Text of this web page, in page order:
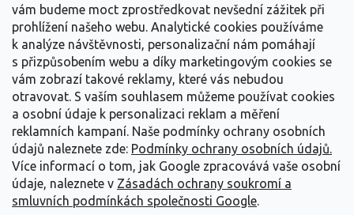
vám budeme moct zprostředkovat nevšední zážitek při
prohlížení našeho webu. Analytické cookies používáme
k analýze návštěvnosti, personalizační nám pomáhají
s přizpůsobením webu a díky marketingovým cookies se
vám zobrazí takové reklamy, které vás nebudou
otravovat. S vaším souhlasem můžeme používat cookies
a osobní údaje k personalizaci reklam a měření
reklamních kampaní. Naše podmínky ochrany osobních
údajů naleznete zde: Podmínky ochrany osobních údajů.
Více informací o tom, jak Google zpracovává vaše osobní
údaje, naleznete v Zásadách ochrany soukromí a
smluvních podmínkách společnosti Google.
Informace pro Vás
Kontakujte nás